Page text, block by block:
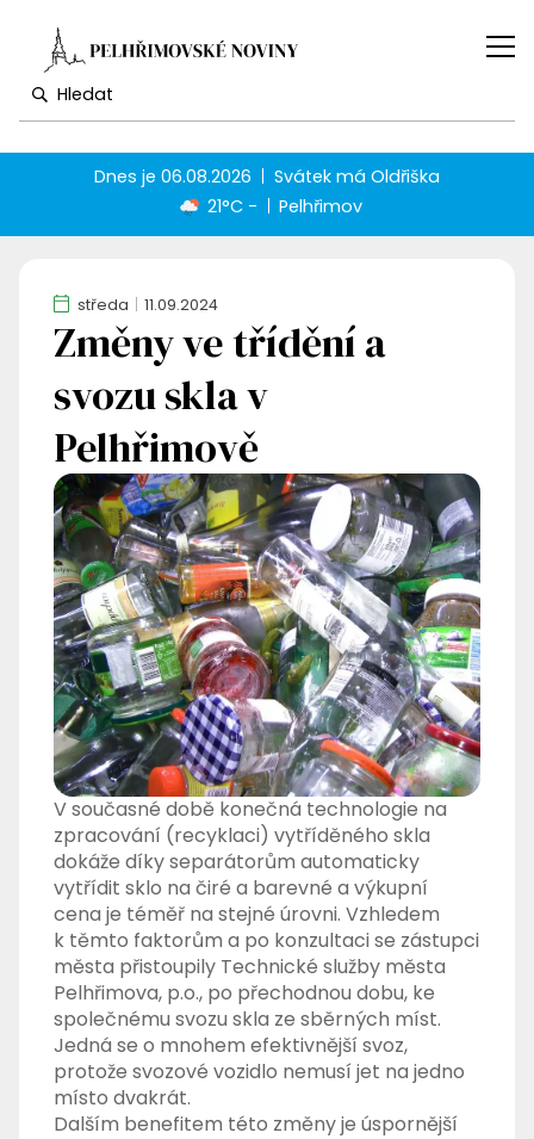
Dnes je06.08.2026 Svátek má Oldřiška
21°C -
Pelhřimov
středa 11.09.2024
Změny ve třídění a
svozu skla v
Pelhřimově
V současné době konečná technologie na
zpracování (recyklaci) vytříděného skla
dokáže díky separátorům automaticky
vytřídit sklo na čiré a barevné a výkupní
cena je téměř na stejné úrovni. Vzhledem
k těmto faktorům a po konzultaci se zástupci
města přistoupily Technické služby města
Pelhřimova, p.o., po přechodnou dobu, ke
společnému svozu skla ze sběrných míst.
Jedná se o mnohem efektivnější svoz,
protože svozové vozidlo nemusí jet na jedno
místo dvakrát.
Dalším benefitem této změny je úspornější